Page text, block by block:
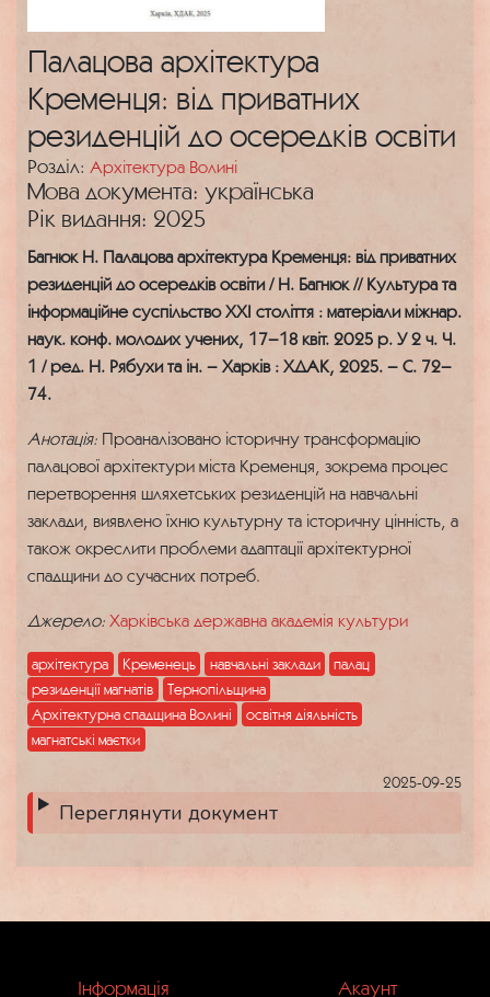
Палацова архітектура
Кременця: від приватних
резиденцій до осередків освіти
Розділ: Архітектура Волині
Мова документа: українська
Рік видання: 2025
Багнюк Н. Палацова архітектура Кременця: від приватних
резиденцій до осередків освіти / Н. Багнюк // Культура та
інформаційне суспільство ХХІ століття : матеріали міжнар.
наук. конф. молодих учених, 17–18 квіт. 2025 р. У 2 ч. Ч.
1 / ред. Н. Рябухи та ін. – Харків : ХДАК, 2025. – С. 72–
74.
Анотація: Проаналізовано історичну трансформацію
палацової архітектури міста Кременця, зокрема процес
перетворення шляхетських резиденцій на навчальні
заклади, виявлено їхню культурну та історичну цінність, а
також окреслити проблеми адаптації архітектурної
спадщини до сучасних потреб.
Джерело: Харківська державна академія культури
архітектура Кременець навчальні заклади
палац
резиденції магнатів
Тернопільщина
Архітектурна спадщина Волині
освітня діяльність
магнатські маєтки
2025-09-25
Переглянути документ
Інформація Акаунт